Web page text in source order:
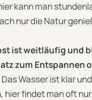
kann man
nur die Natur
ist weitläufig und
zum Entspannen
Das Wasser ist klar
hier findet man oft